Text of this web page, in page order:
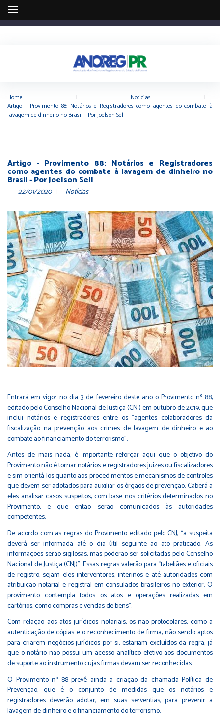
Home Notícias
Artigo – Provimento 88: Notários e Registradores como agentes do combate à
lavagem de dinheiro no Brasil – Por Joelson Sell
Artigo - Provimento 88: Notários e Registradores
como agentes do combate à lavagem de dinheiro no
Brasil - Por Joelson Sell
22/01/2020 Notícias
Entrará em vigor no dia 3 de fevereiro deste ano o Provimento nº 88,
editado pelo Conselho Nacional de Justiça (CNJ) em outubro de 2019, que
inclui notários e registradores entre os “agentes colaboradores da
fiscalização na prevenção aos crimes de lavagem de dinheiro e ao
combate ao financiamento do terrorismo”.
Antes de mais nada, é importante reforçar aqui que o objetivo do
Provimento não é tornar notários e registradores juízes ou fiscalizadores
e sim orientá-los quanto aos procedimentos e mecanismos de controles
que devem ser adotados para auxiliar os órgãos de prevenção. Caberá a
eles analisar casos suspeitos, com base nos critérios determinados no
Provimento, e que então serão comunicados às autoridades
competentes.
De acordo com as regras do Provimento editado pelo CNJ, “a suspeita
deverá ser informada até o dia útil seguinte ao ato praticado. As
informações serão sigilosas, mas poderão ser solicitadas pelo Conselho
Nacional de Justiça (CNJ)”. Essas regras valerão para “tabeliães e oficiais
de registro, sejam eles interventores, interinos e até autoridades com
atribuição notarial e registral em consulados brasileiros no exterior. O
provimento contempla todos os atos e operações realizadas em
cartórios, como compras e vendas de bens”.
Com relação aos atos jurídicos notariais, os não protocolares, como a
autenticação de cópias e o reconhecimento de firma, não sendo aptos
para criarem negócios jurídicos por si, estariam excluídos da regra, já
que o notário não possui um acesso analítico efetivo aos documentos
de suporte ao instrumento cujas firmas devam ser reconhecidas.
O Provimento nº 88 prevê ainda a criação da chamada Política de
Prevenção, que é o conjunto de medidas que os notários e
registradores deverão adotar, em suas serventias, para prevenir a
lavagem de dinheiro e o financiamento do terrorismo.